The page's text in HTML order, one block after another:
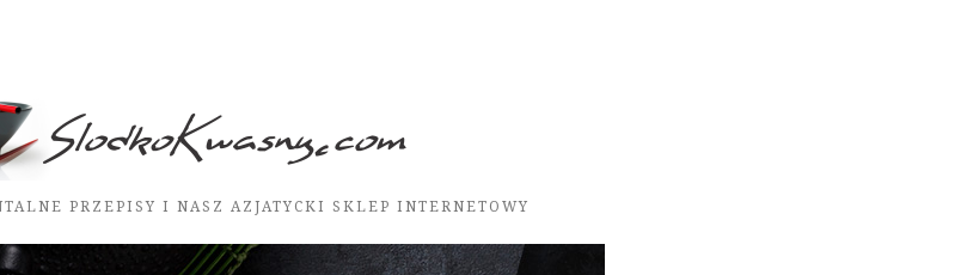
PRZEPISY I NASZ AZJATYCKI SKLEP INTERNETOWY